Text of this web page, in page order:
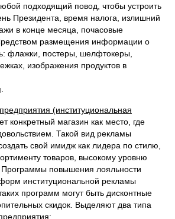
подходящий повод, чтобы устроить
Президента, время налога, излишний
в конце месяца, почасовые
размещения информации о
флажки, постеры, шелфтокеры,
изображения продуктов в
(институциональная
конкретный магазин как место, где
Такой вид рекламы
свой имидж как лидера по стилю,
товаров, высокому уровню
Программы повышения лояльности
институциональной рекламы
программ могут быть дисконтные
скидок. Выделяют два типа